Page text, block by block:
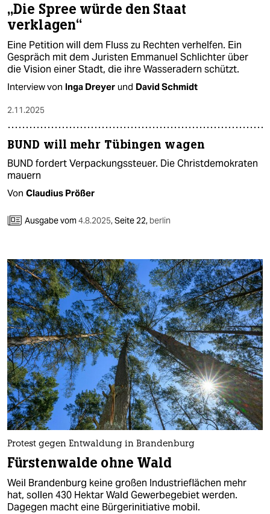
„Die Spree würde den Staat
verklagen“
Eine Petition will dem Fluss zu Rechten verhelfen. Ein
Gespräch mit dem Juristen Emmanuel Schlichter über
die Vision einer Stadt, die ihre Wasseradern schützt.
Interview von Inga Dreyer und David Schmidt
2.11.2025
BUND will mehr Tübingen wagen
BUND fordert Verpackungssteuer. Die Christdemokraten
mauern
Von Claudius Prößer
Ausgabe vom4.8.2025,Seite 22, berlin
Protest gegen Entwaldung in Brandenburg
Fürstenwalde ohne Wald
Weil Brandenburg keine großen Industrieflächen mehr
hat, sollen 430 Hektar Wald Gewerbegebiet werden.
Dagegen macht eine Bürgerinitiative mobil.